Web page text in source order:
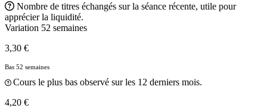
Nombre de titres échangés sur la séance récente, utile pour
apprécier la liquidité.
Variation 52 semaines
3,30 €
Bas 52 semaines
Cours le plus bas observé sur les 12 derniers mois.
4,20 €